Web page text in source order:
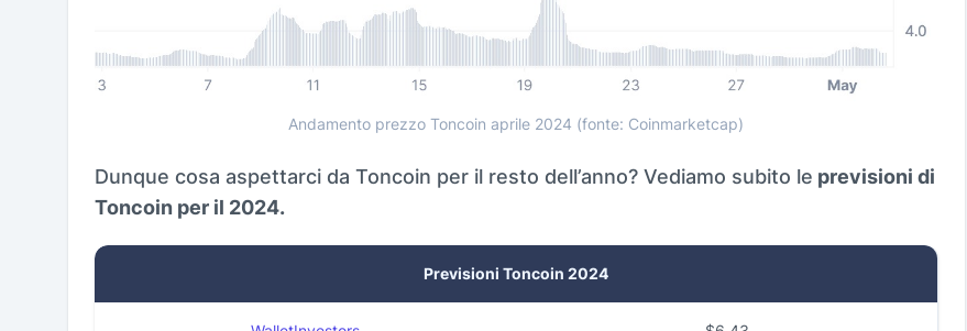
Andamento prezzo Toncoin aprile 2024 (fonte: Coinmarketcap)
Dunque cosa aspettarci da Toncoin per il resto dell’anno? Vediamo subito le previsioni di
Toncoin per il 2024.
Previsioni Toncoin 2024